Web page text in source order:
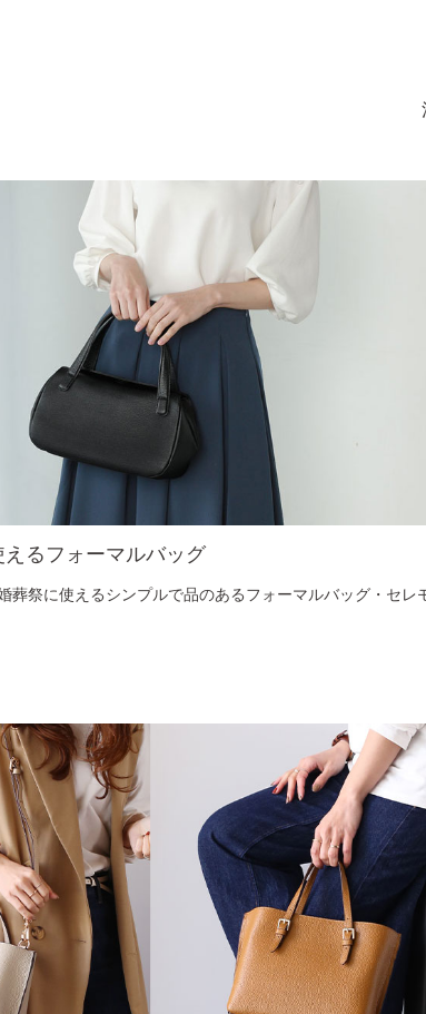
るフォーマルバッグ
葬祭に使えるシンプルで品のあるフォーマルバッグ・セレ